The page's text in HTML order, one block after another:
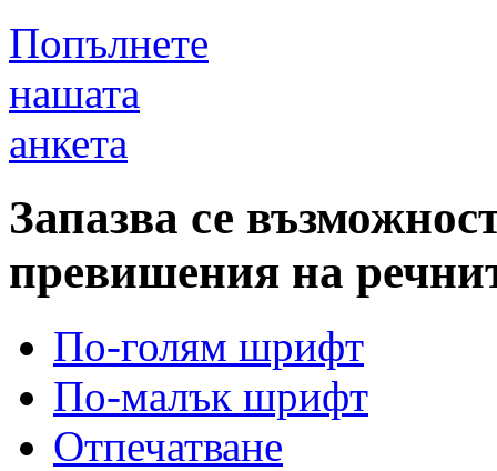
Попълнете
нашата
анкета
Запазва се
превишения на
По-голям шрифт
По-малък шрифт
Отпечатване